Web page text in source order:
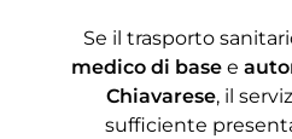
Se il trasporto
medico di base e
Chiavarese, il
sufficiente